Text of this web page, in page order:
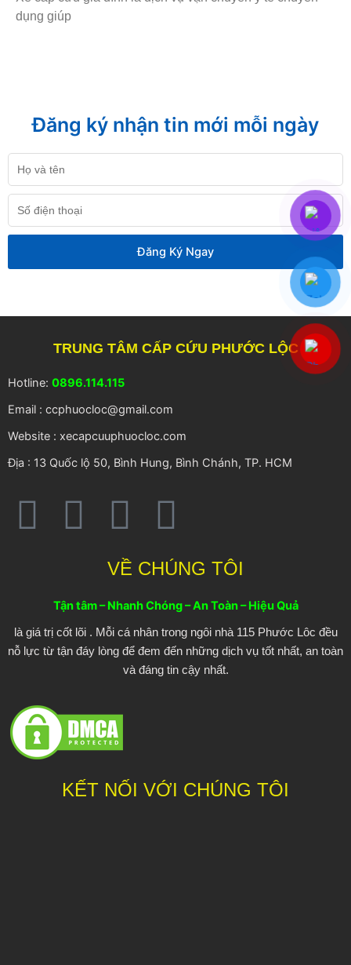
dụng giúp
Đăng ký nhận tin mới mỗi ngày
và
tên
điện
thoại
Đăng Ký Ngay
TRUNG TÂM CẤP CỨU PHƯỚC LỘC
Hotline: 0896.114.115
Email : ccphuocloc@gmail.com
Website : xecapcuuphuocloc.com
Địa : 13 Quốc lộ 50, Bình Hung, Bình Chánh, TP. HCM
F
e
b
o
o
T
i
t
e
r
Y
o
u
t
u
b
e
R
s
s
VỀ CHÚNG TÔI
Tận tâm – Nhanh Chóng – An Toàn – Hiệu Quả
là giá trị cốt lõi . Mỗi cá nhân trong ngôi nhà 115 Phước Lôc đều
nỗ lực từ tận đáy lòng để đem đến những dịch vụ tốt nhất, an toàn
và đáng tin cậy nhất.
KẾT NỐI VỚI CHÚNG TÔI